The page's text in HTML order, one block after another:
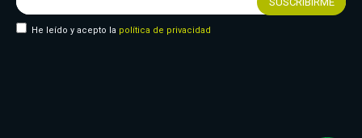
He leído y acepto la política de privacidad